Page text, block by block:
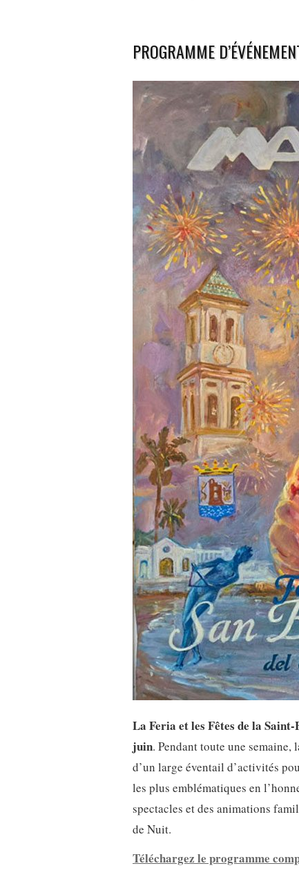
PROGRAMME
La Feria et les Fêtes de la
juin. Pendant toute une
d’un large éventail d’activités
les plus emblématiques en
spectacles et des animations
de Nuit.
Téléchargez le programme